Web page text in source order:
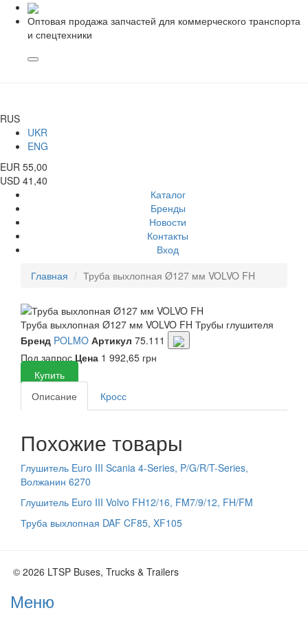
Оптовая продажа запчастей для коммерческого транспорта
и спецтехники
RUS
UKR
ENG
EUR 55,00
USD 41,40
Каталог
Бренды
Новости
Контакты
Вход
Главная
Труба выхлопная Ø127 мм VOLVO FH
Труба выхлопная Ø127 мм VOLVO FH Трубы глушителя
Бренд POLMO Артикул 75.111
Под запрос Цена 1 992,65 грн
Купить
Описание
Кросс
Похожие товары
Глушитель Euro III Scania 4-Series, P/G/R/T-Series,
Волжанин 6270
Глушитель Euro III Volvo FH12/16, FM7/9/12, FH/FM
Труба выхлопная DAF CF85, XF105
© 2026 LTSP Buses, Trucks & Trailers
Меню